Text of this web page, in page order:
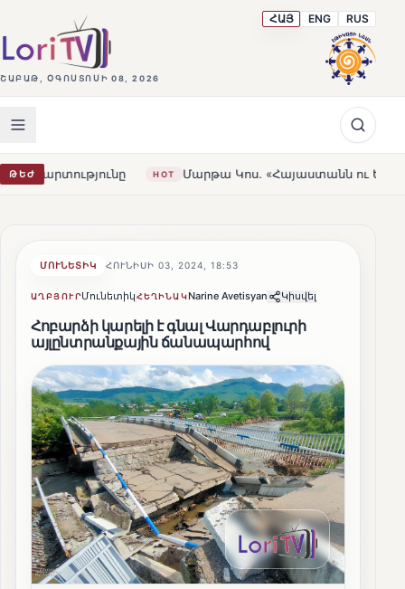
ՇԱԲԱԹ, ՕԳՈՍՏՈՍԻ 08, 2026
ՀԱՅ ENG RUS
ԹԵԺ HOT Մարթա Կոս. «Հայաստանն ու ԵՄ-ն երբեք այսքան
ՄՈՒՆԵՏԻԿ ՀՈՒՆԻՍԻ 03, 2024, 18:53
ԱՂԲՅՈՒՐՄունետիկՀԵՂԻՆԱԿNarine Avetisyan Կիսվել
Հոբարձի կարելի է գնալ Վարդաբլուրի
այլընտրանքային ճանապարհով